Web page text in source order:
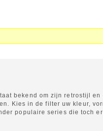
bekend om zijn retrostijl en
Kies in de filter uw kleur,
populaire series die toch